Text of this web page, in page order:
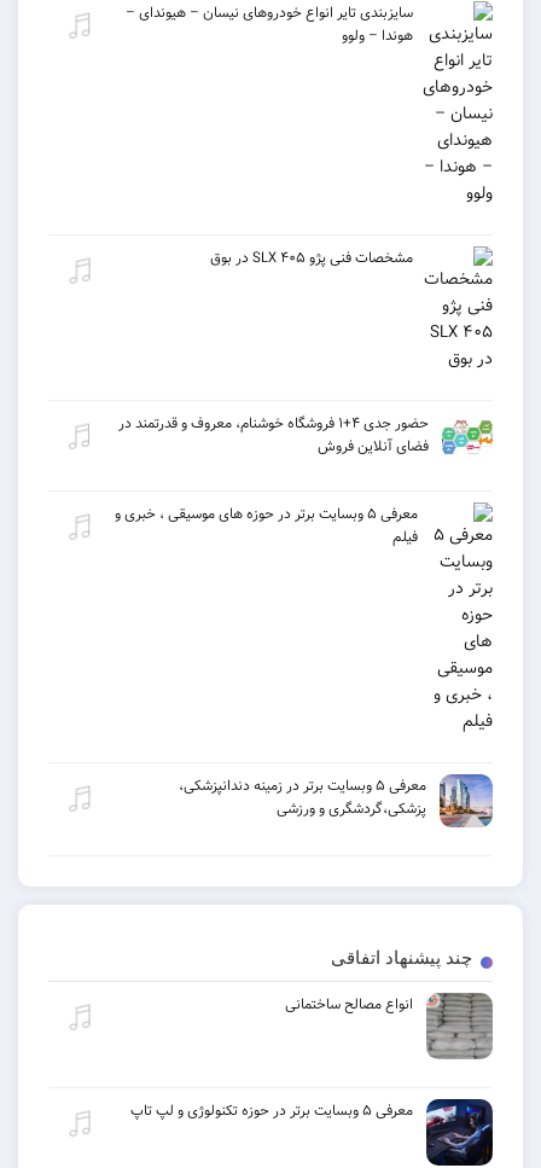
سایزبندی تایر انواع خودروهای نیسان – هیوندای –
هوندا – ولوو
مشخصات فنی پژو ۴۰۵ SLX در بوق
حضور جدی ۴+۱ فروشگاه خوشنام، معروف و قدرتمند در
فضای آنلاین فروش
معرفی ۵ وبسایت برتر در حوزه های موسیقی ، خبری و
فیلم
معرفی ۵ وبسایت برتر در زمینه دندانپزشکی،
پزشکی،گردشگری و ورزشی
چند پیشنهاد اتفاقی
انواع مصالح ساختمانی
معرفی ۵ وبسایت برتر در حوزه تکنولوژی و لپ تاپ